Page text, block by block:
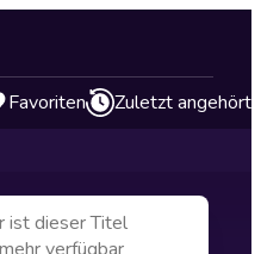
Favoriten Zuletzt angehört
ist dieser Titel